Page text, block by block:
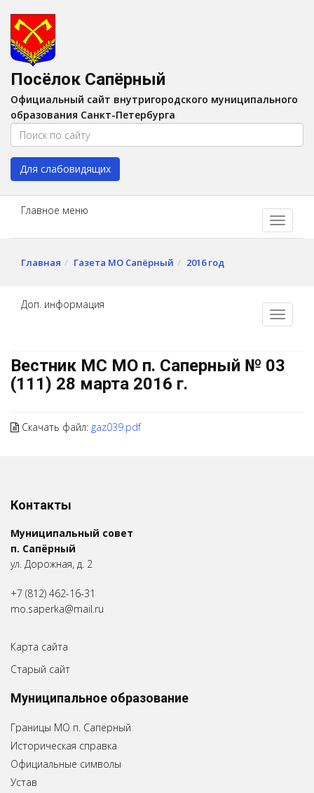
Изображения:
Цвет:A A
Посёлок Сапёрный
Официальный сайт внутригородского муниципального
образования Санкт-Петербурга
Для слабовидящих
Главное меню
Главная Газета МО Сапёрный 2016 год
Доп. информация
Вестник МС МО п. Саперный № 03
(111) 28 марта 2016 г.
Скачать файл: gaz039.pdf
Контакты
Муниципальный совет
п. Сапёрный
ул. Дорожная, д. 2
+7 (812) 462-16-31
mo.saperka@mail.ru
Карта сайта
Старый сайт
Муниципальное образование
Границы МО п. Сапёрный
Историческая справка
Официальные символы
Устав